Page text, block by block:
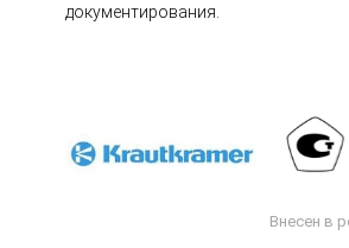
документирования.
Внесен в